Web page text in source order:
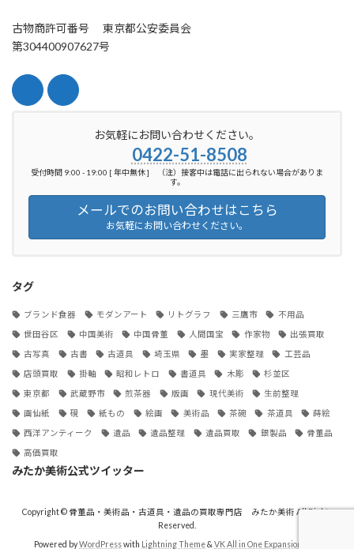
古物商許可番号 東京都公安委員会
第304400907627号
お気軽にお問い合わせください。
0422-51-8508
受付時間 9:00 - 19:00 [ 年中無休 ] （注）接客中は電話に出られない場合がありま
す。
メールでのお問い合わせはこちら
お気軽にお問い合わせください。
タグ
ブランド食器 モダンアート リトグラフ 三鷹市 不用品
世田谷区 中国美術 中国骨董 人間国宝 作家物 出張買取
古写真 古書 古道具 埼玉県 墨 実家整理 工芸品
店頭買取 掛軸 昭和レトロ 書道具 木彫 杉並区
東京都 武蔵野市 煎茶器 版画 現代美術 生前整理
画仙紙 硯 紙もの 絵画 美術品 茶碗 茶道具 蒔絵
西洋アンティーク 遺品 遺品整理 遺品買取 銀製品 骨董品
高価買取
みたか美術公式ツイッター
Copyright © 骨董品・美術品・古道具・遺品の買取専門店 みたか美術 All Rights
Reserved.
Powered byWordPresswith Lightning Theme& VK All in One Expansion Unit